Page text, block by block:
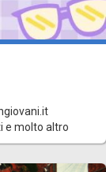
e molto altro